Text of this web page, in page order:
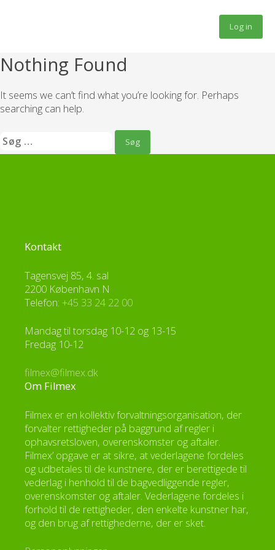
Log in
Nothing Found
It seems we can’t find what you’re looking for. Perhaps
searching can help.
Søg
efter:
Kontakt
Tagensvej 85, 4. sal
2200 København N
Telefon: +45 33 24 22 00
Mandag til torsdag 10-12 og 13-15
Fredag 10-12
filmex@filmex.dk
Om Filmex
Filmex er en kollektiv forvaltningsorganisation, der
forvalter rettigheder på baggrund af regler i
ophavsretsloven, overenskomster og aftaler.
Filmex’ opgave er at sikre, at vederlagene fordeles
og udbetales til de kunstnere, der er berettigede til
vederlag i henhold til de bagvedliggende regler,
overenskomster og aftaler. Vederlagene fordeles i
forhold til de rettigheder, den enkelte kunstner har,
og den brug af rettighederne, der er sket.